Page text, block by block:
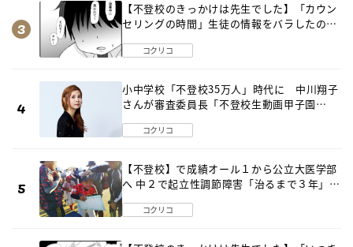
【不登校のきっかけは先生でした】「カウン
セリングの時間」生徒の情報をバラしたの
コクリコ
小中学校「不登校35万人」時代に 中川翔子
さんが審査委員長「不登校生動画甲子園
コクリコ
【不登校】で成績オール１から公立大医学部
へ 中２で起立性調節障害「治るまで３年」の
コクリコ